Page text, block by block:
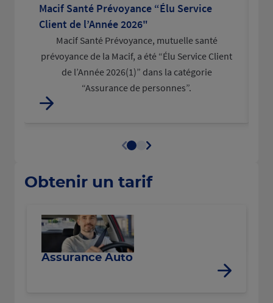
Macif Santé Prévoyance “Élu Service
Client de l’Année 2026"
Macif Santé Prévoyance, mutuelle santé
prévoyance de la Macif, a été “Élu Service Client
de l’Année 2026(1)” dans la catégorie
“Assurance de personnes”.
Obtenir un tarif
Assurance Auto